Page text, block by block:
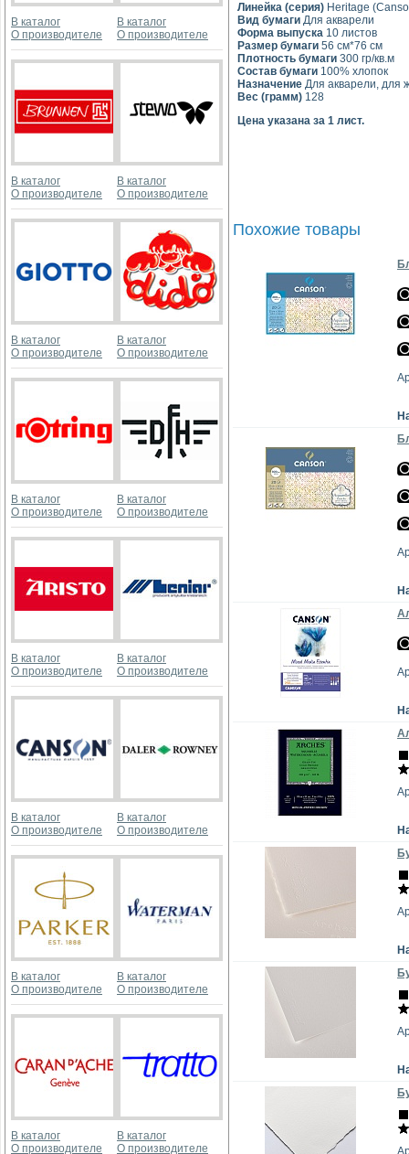
В каталог
О производителе
В каталог
О производителе
В каталог
О производителе
В каталог
О производителе
В каталог
О производителе
В каталог
О производителе
В каталог
О производителе
В каталог
О производителе
В каталог
О производителе
В каталог
О производителе
В каталог
О производителе
В каталог
О производителе
В каталог
О производителе
В каталог
О производителе
В каталог
О производителе
В каталог
О производителе
Линейка (серия) Heritage
Вид бумаги Для акварели
Форма выпуска 10 листов
Размер бумаги 56 см*76 см
Плотность бумаги 300 гр/кв.м
Состав бумаги 100% хлопок
Назначение Для акварели, для
Вес (грамм) 128
Цена указана за 1 лист.
Похожие товары